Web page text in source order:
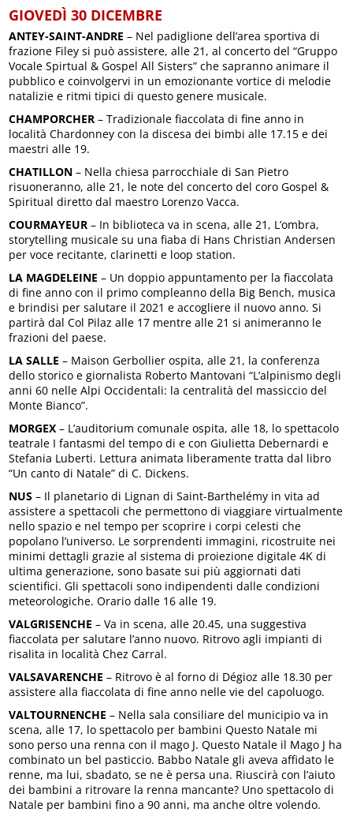
GIOVEDÌ 30 DICEMBRE
ANTEY-SAINT-ANDRE – Nel padiglione dell’area sportiva di
frazione Filey si può assistere, alle 21, al concerto del “Gruppo
Vocale Spirtual & Gospel All Sisters” che sapranno animare il
pubblico e coinvolgervi in un emozionante vortice di melodie
natalizie e ritmi tipici di questo genere musicale.
CHAMPORCHER – Tradizionale fiaccolata di fine anno in
località Chardonney con la discesa dei bimbi alle 17.15 e dei
maestri alle 19.
CHATILLON – Nella chiesa parrocchiale di San Pietro
risuoneranno, alle 21, le note del concerto del coro Gospel &
Spiritual diretto dal maestro Lorenzo Vacca.
COURMAYEUR – In biblioteca va in scena, alle 21, L’ombra,
storytelling musicale su una fiaba di Hans Christian Andersen
per voce recitante, clarinetti e loop station.
LA MAGDELEINE – Un doppio appuntamento per la fiaccolata
di fine anno con il primo compleanno della Big Bench, musica
e brindisi per salutare il 2021 e accogliere il nuovo anno. Si
partirà dal Col Pilaz alle 17 mentre alle 21 si animeranno le
frazioni del paese.
LA SALLE – Maison Gerbollier ospita, alle 21, la conferenza
dello storico e giornalista Roberto Mantovani “L’alpinismo degli
anni 60 nelle Alpi Occidentali: la centralità del massiccio del
Monte Bianco”.
MORGEX – L’auditorium comunale ospita, alle 18, lo spettacolo
teatrale I fantasmi del tempo di e con Giulietta Debernardi e
Stefania Luberti. Lettura animata liberamente tratta dal libro
“Un canto di Natale” di C. Dickens.
NUS – Il planetario di Lignan di Saint-Barthelémy in vita ad
assistere a spettacoli che permettono di viaggiare virtualmente
nello spazio e nel tempo per scoprire i corpi celesti che
popolano l’universo. Le sorprendenti immagini, ricostruite nei
minimi dettagli grazie al sistema di proiezione digitale 4K di
ultima generazione, sono basate sui più aggiornati dati
scientifici. Gli spettacoli sono indipendenti dalle condizioni
meteorologiche. Orario dalle 16 alle 19.
VALGRISENCHE – Va in scena, alle 20.45, una suggestiva
fiaccolata per salutare l’anno nuovo. Ritrovo agli impianti di
risalita in località Chez Carral.
VALSAVARENCHE – Ritrovo è al forno di Dégioz alle 18.30 per
assistere alla fiaccolata di fine anno nelle vie del capoluogo.
VALTOURNENCHE – Nella sala consiliare del municipio va in
scena, alle 17, lo spettacolo per bambini Questo Natale mi
sono perso una renna con il mago J. Questo Natale il Mago J ha
combinato un bel pasticcio. Babbo Natale gli aveva affidato le
renne, ma lui, sbadato, se ne è persa una. Riuscirà con l’aiuto
dei bambini a ritrovare la renna mancante? Uno spettacolo di
Natale per bambini fino a 90 anni, ma anche oltre volendo.